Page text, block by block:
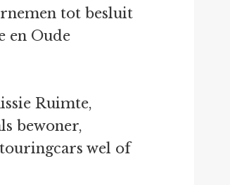
tot besluit
en Oude
Ruimte,
bewoner,
wel of